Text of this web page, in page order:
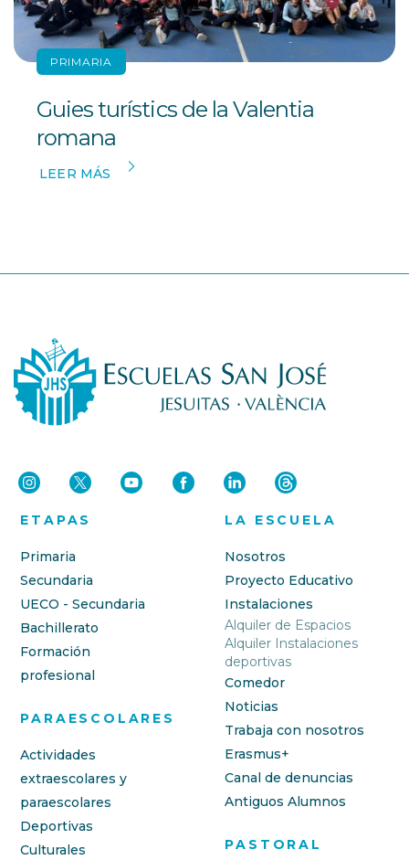
PRIMARIA
Guies turístics de la Valentia
romana
LEER MÁS
ETAPAS
Primaria
Secundaria
UECO - Secundaria
Bachillerato
Formación
profesional
PARAESCOLARES
Actividades
extraescolares y
paraescolares
Deportivas
Culturales
LA ESCUELA
Nosotros
Proyecto Educativo
Instalaciones
Alquiler de Espacios
Alquiler Instalaciones
deportivas
Comedor
Noticias
Trabaja con nosotros
Erasmus+
Canal de denuncias
Antiguos Alumnos
PASTORAL